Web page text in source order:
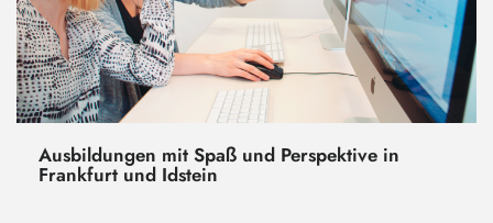
Ausbildungen mit Spaß und Perspektive in
Frankfurt und Idstein